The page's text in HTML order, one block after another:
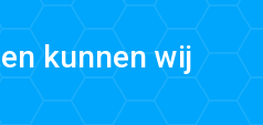
kunnen wij